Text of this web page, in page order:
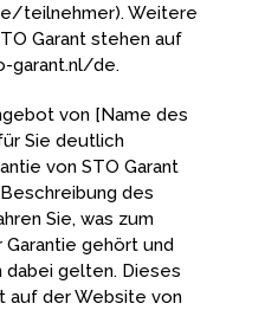
teilnehmer). Weitere
Garant stehen auf
garant.nl/de.
von [Name des
Sie deutlich
von STO Garant
des
Sie, was zum
gehört und
gelten. Dieses
auf der Website von